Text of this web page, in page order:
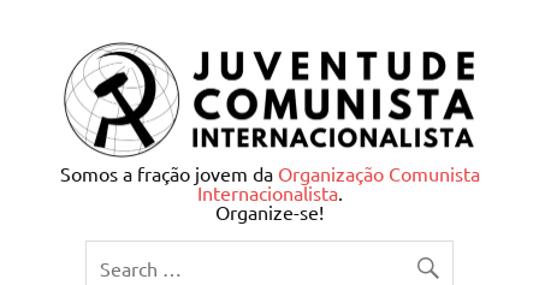
Juventude Comunista
Internacionalista
Somos a fração jovem da Organização Comunista
Internacionalista.
Organize-se!